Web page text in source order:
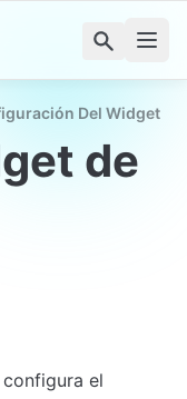
Del Widget
de
el